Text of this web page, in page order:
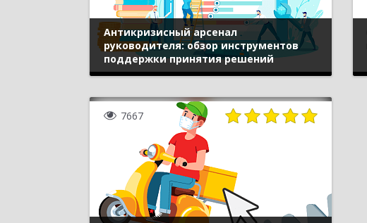
Антикризисный арсенал
руководителя: обзор инструментов
поддержки принятия решений
7667